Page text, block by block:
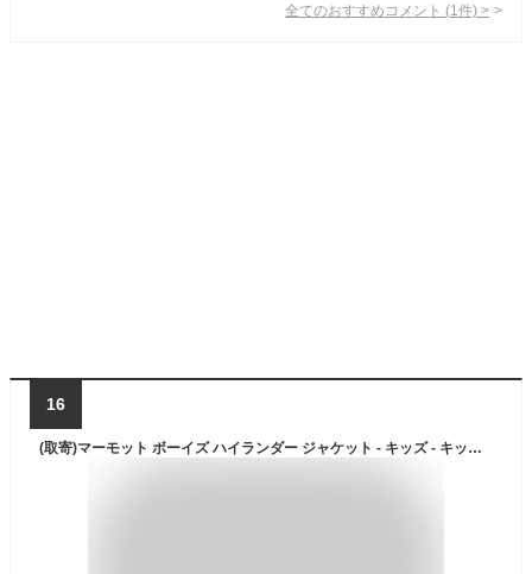
全てのおすすめコメント (1 件) >
16
(取寄)マーモット ボーイズ ハイランダー ジャケット - キッズ - キッズ Marmot Boy's Highlander Jacket - Kids' - Kids Paisley Purple/Port Royal